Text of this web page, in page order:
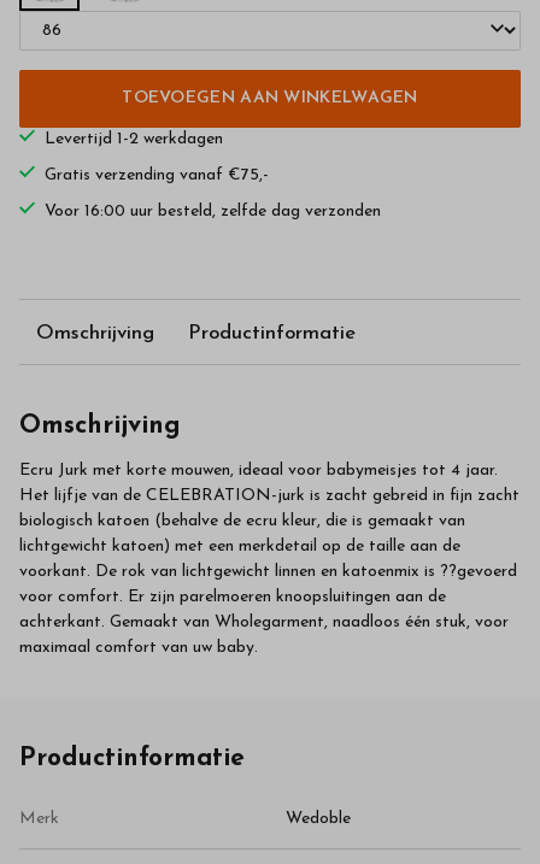
TOEVOEGEN AAN WINKELWAGEN
Levertijd 1-2 werkdagen
Gratis verzending vanaf €75,-
Voor 16:00 uur besteld, zelfde dag verzonden
Omschrijving Productinformatie
Omschrijving
Ecru Jurk met korte mouwen, ideaal voor babymeisjes tot 4 jaar.
Het lijfje van de CELEBRATION-jurk is zacht gebreid in fijn zacht
biologisch katoen (behalve de ecru kleur, die is gemaakt van
lichtgewicht katoen) met een merkdetail op de taille aan de
voorkant. De rok van lichtgewicht linnen en katoenmix is ??gevoerd
voor comfort. Er zijn parelmoeren knoopsluitingen aan de
achterkant. Gemaakt van Wholegarment, naadloos één stuk, voor
maximaal comfort van uw baby.
Productinformatie
Merk Wedoble